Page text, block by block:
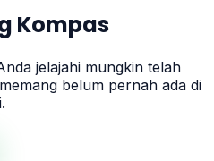
Kompas
jelajahi mungkin telah
belum pernah ada di